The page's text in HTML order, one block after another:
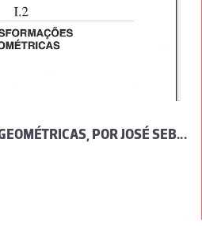
TRANSFORMAÇÕES GEOMÉTRICAS, POR JOSÉ SEBASTIÃO E SILVA